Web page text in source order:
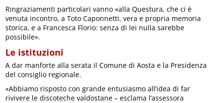
Ringraziamenti particolari vanno «alla Questura, che ci è
venuta incontro, a Toto Caponnetti, vera e propria memoria
storica, e a Francesca Florio: senza di lei nulla sarebbe
possibile».
Le istituzioni
A dar manforte alla serata il Comune di Aosta e la Presidenza
del consiglio regionale.
«Abbiamo risposto con grande entusiasmo all’idea di far
rivivere le discoteche valdostane – esclama l’assessora